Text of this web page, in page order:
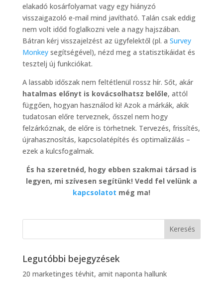
elakadó kosárfolyamat vagy egy hiányzó
visszaigazoló e-mail mind javítható. Talán csak eddig
nem volt időd foglalkozni vele a nagy hajszában.
Bátran kérj visszajelzést az ügyfelektől (pl. a Survey
Monkeysegítségével), nézd meg a statisztikáidat és
tesztelj új funkciókat.
A lassabb időszak nem feltétlenül rossz hír. Sőt, akár
hatalmas előnyt is kovácsolhatsz belőle, attól
függően, hogyan használod ki! Azok a márkák, akik
tudatosan előre terveznek, ősszel nem hogy
felzárkóznak, de előre is törhetnek. Tervezés, frissítés,
újrahasznosítás, kapcsolatépítés és optimalizálás –
ezek a kulcsfogalmak.
És ha szeretnéd, hogy ebben szakmai társad is
legyen, mi szívesen segítünk! Vedd fel velünk a
kapcsolatot még ma!
Legutóbbi bejegyzések
20 marketinges tévhit, amit naponta hallunk